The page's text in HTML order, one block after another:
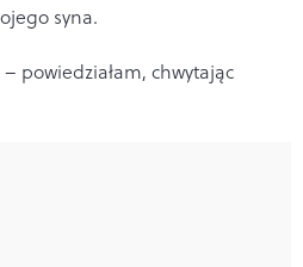
syna.
powiedziałam, chwytając